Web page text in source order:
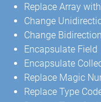
Replace Array
Change
Change
Encapsulate Field
Encapsulate
Replace Magic
Replace Type